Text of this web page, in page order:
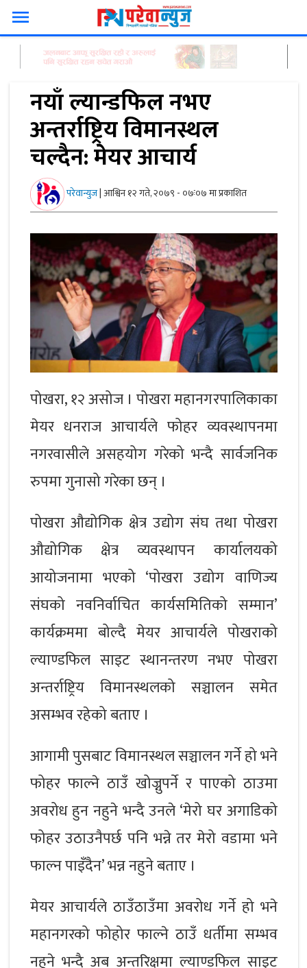
menu
नयाँ ल्यान्डफिल नभए
अन्तर्राष्ट्रिय विमानस्थल
चल्दैन: मेयर आचार्य
परेवान्युज|आश्विन १२ गते, २०७९ - ०७ः०७ मा प्रकाशित
पोखरा, १२ असोज । पोखरा महानगरपालिकाका
मेयर धनराज आचार्यले फोहर व्यवस्थापनमा
नगरवासीले असहयोग गरेको भन्दै सार्वजनिक
रुपमा गुनासो गरेका छन् ।
पोखरा औद्योगिक क्षेत्र उद्योग संघ तथा पोखरा
औद्योगिक क्षेत्र व्यवस्थापन कार्यालयको
आयोजनामा भएको ‘पोखरा उद्योग वाणिज्य
संघको नवनिर्वाचित कार्यसमितिको सम्मान’
कार्यक्रममा बोल्दै मेयर आचार्यले पोखराको
ल्याण्डफिल साइट स्थानन्तरण नभए पोखरा
अन्तर्राष्ट्रिय विमानस्थलको सञ्चालन समेत
असम्भव रहेको बताए ।
आगामी पुसबाट विमानस्थल सञ्चालन गर्ने हो भने
फोहर फाल्ने ठाउँ खोज्नुपर्ने र पाएको ठाउमा
अवरोध हुन नहुने भन्दै उनले ‘मेरो घर अगाडिको
फोहर उठाउनैपर्छ पनि भन्ने तर मेरो वडामा भने
फाल्न पाइँदैन’ भन्न नहुने बताए ।
मेयर आचार्यले ठाउँठाउँमा अवरोध गर्ने हो भने
महानगरको फोहोर फाल्ने ठाउँ धर्तीमा सम्भव
नहुने भन्दै अब अन्तरिक्षमा ल्याण्डफिल साइट